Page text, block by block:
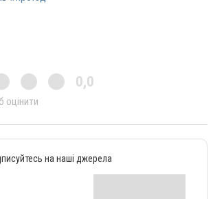
0,0
оцінити
на наші джерела